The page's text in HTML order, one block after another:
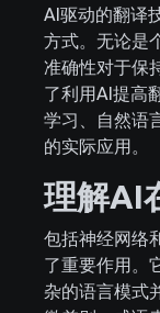
AI驱动的翻译
方式。无论是
准确性对于保
了利用AI提高
学习、自然语
的实际应用。
理解AI
包括神经网络
了重要作用。
杂的语言模式